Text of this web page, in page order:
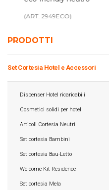
PRODOTTI
Set Cortesia Hotel e Accessori
Dispenser Hotel ricaricabili
Cosmetici solidi per hotel
Articoli Cortesia Neutri
Set cortesia Bambini
Set cortesia Bau-Letto
Welcome Kit Residence
Set cortesia Mela
(ART. 2949ECO)